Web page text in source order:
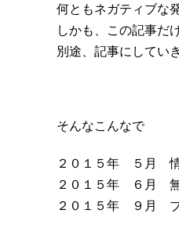
何ともネガティブな
しかも、この記事だ
別途、記事にしてい
そんなこんなで
２０１５年 ５月
２０１５年 ６月 無
２０１５年 ９月 ブ